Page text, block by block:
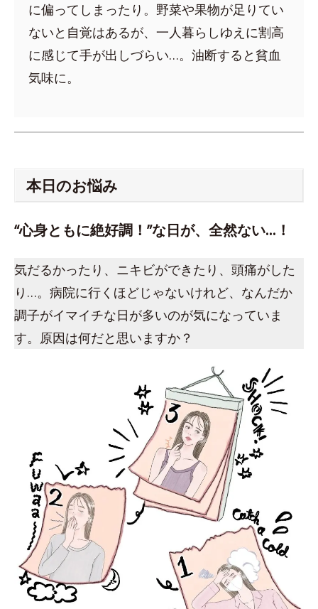
に偏ってしまったり。野菜や果物が足りてい
ないと自覚はあるが、一人暮らしゆえに割高
に感じて手が出しづらい…。油断すると貧血
気味に。
本日のお悩み
“心身ともに絶好調！”な日が、全然ない…！
気だるかったり、ニキビができたり、頭痛がした
り…。病院に行くほどじゃないけれど、なんだか
調子がイマイチな日が多いのが気になっていま
す。原因は何だと思いますか？